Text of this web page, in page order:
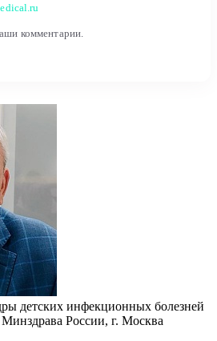
комментарии.
детских инфекционных болезней
России, г. Москва